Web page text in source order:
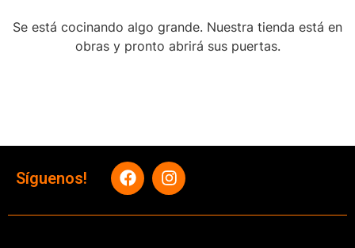
Se está cocinando algo grande. Nuestra tienda está en
obras y pronto abrirá sus puertas.
Síguenos!